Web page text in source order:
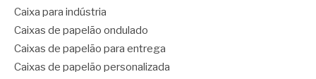
Caixa para indústria
Caixas de papelão ondulado
Caixas de papelão para entrega
Caixas de papelão personalizada